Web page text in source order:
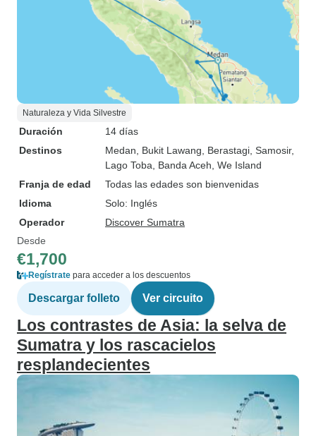
Naturaleza y Vida Silvestre
Duración
14 días
Destinos
Medan , Bukit Lawang , Berastagi , Samosir,
Lago Toba , Banda Aceh , We Island
Franja de edad
Todas las edades son bienvenidas
Idioma
Solo: Inglés
Operador
Discover Sumatra
Desde
€1,700
Regístrate para acceder a los descuentos
Descargar folleto Ver circuito
Los contrastes de Asia: la selva de
Sumatra y los rascacielos
resplandecientes